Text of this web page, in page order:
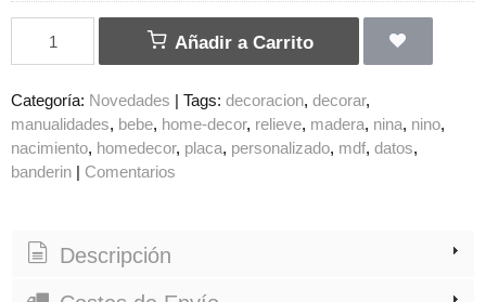
Añadir a Carrito
Categoría: Novedades | Tags: decoracion decorar
manualidades bebe home-decor relieve madera nina nino
nacimiento homedecor placa personalizado mdf datos
banderin | Comentarios
Descripción